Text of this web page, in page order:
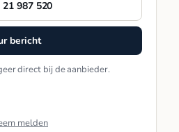
21 987 520
bericht
direct bij de aanbieder.
melden